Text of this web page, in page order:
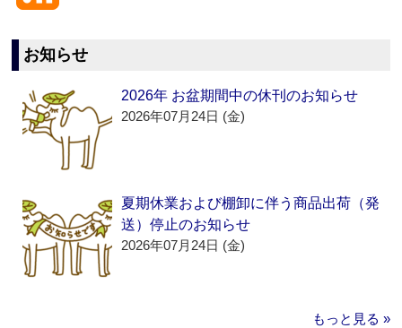
お知らせ
2026年 お盆期間中の休刊のお知らせ
2026年07月24日 (金)
夏期休業および棚卸に伴う商品出荷（発
送）停止のお知らせ
2026年07月24日 (金)
もっと見る »